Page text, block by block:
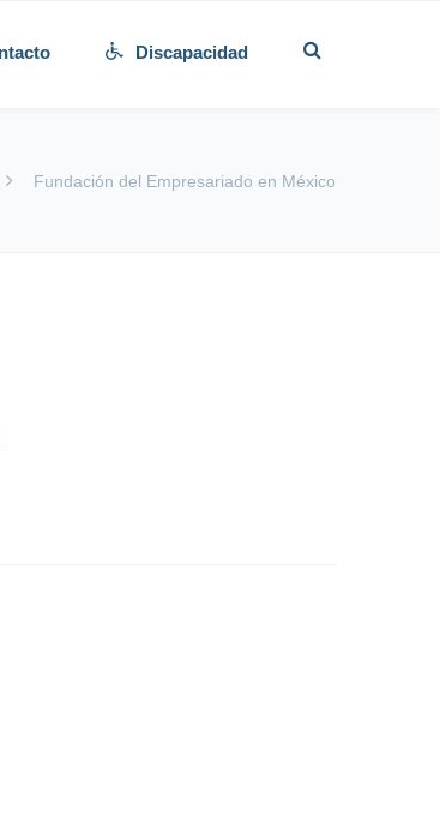
Discapacidad
Fundación del Empresariado en México